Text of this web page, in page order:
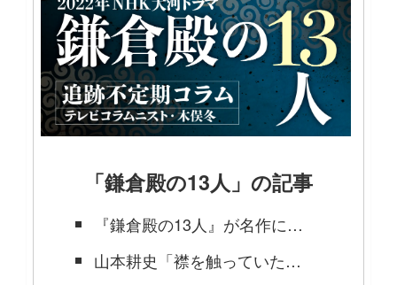
「鎌倉殿の13人」の記事
『鎌倉殿の13人』が名作になった13の理由
山本耕史「襟を触っていたシーンをぜひ見返してほしい」【鎌倉殿の13人・不定期連載】